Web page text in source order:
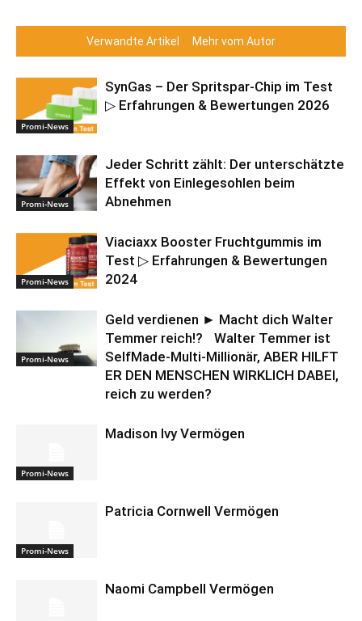
Verwandte Artikel Mehr vom Autor
Promi-News
SynGas – Der Spritspar-Chip im Test
▷ Erfahrungen & Bewertungen 2026
Promi-News
Jeder Schritt zählt: Der unterschätzte
Effekt von Einlegesohlen beim
Abnehmen
Promi-News
Viaciaxx Booster Fruchtgummis im
Test ▷ Erfahrungen & Bewertungen
2024
Promi-News
Geld verdienen ► Macht dich Walter
Temmer reich!? Walter Temmer ist
SelfMade-Multi-Millionär, ABER HILFT
ER DEN MENSCHEN WIRKLICH DABEI,
reich zu werden?
Promi-News
Madison Ivy Vermögen
Promi-News
Patricia Cornwell Vermögen
Naomi Campbell Vermögen